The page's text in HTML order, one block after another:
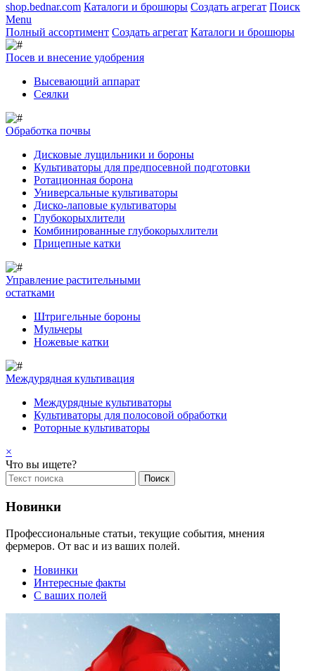
shop.bednar.com Каталоги и брошюры Создать агрегат Поиск
Menu
Полный ассортимент Создать агрегат Каталоги и брошюры
Посев и внесение удобрения
Высевающий аппарат
Сеялки
Обработка почвы
Дисковые лущильники и бороны
Культиваторы для предпосевной подготовки
Ротационная борона
Универсальные культиваторы
Диско-лаповые культиваторы
Глубокорыхлители
Комбинированные глубокорыхлители
Прицепные катки
Управление растительными
остатками
Штригельные бороны
Мульчеры
Ножевые катки
Междурядная культивация
Междурядные культиваторы
Культиваторы для полосовой обработки
Роторные культиваторы
×
Что вы ищете?
Новинки
Профессиональные статьи, текущие события, мнения
фермеров. От вас и из ваших полей.
Новинки
Интересные факты
С ваших полей